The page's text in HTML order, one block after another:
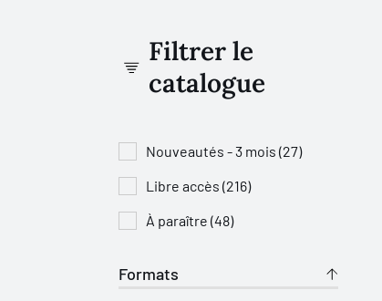
Filtrer le
catalogue
Nouveautés - 3 mois (27)
Libre accès (216)
À paraître (48)
Formats